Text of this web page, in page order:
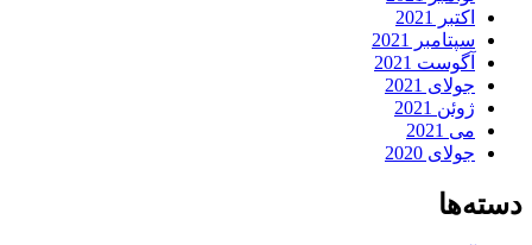
اکتبر 2021
سپتامبر 2021
آگوست 2021
جولای 2021
ژوئن 2021
می 2021
جولای 2020
دسته‌ها